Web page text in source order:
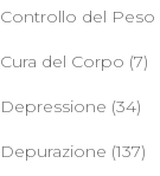
Controllo del Peso
Cura del Corpo (7)
Depressione (34)
Depurazione (137)